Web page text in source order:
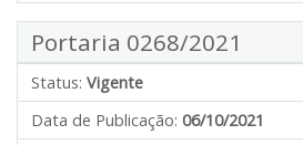
Portaria 0268/2021
Status: Vigente
Data de Publicação: 06/10/2021